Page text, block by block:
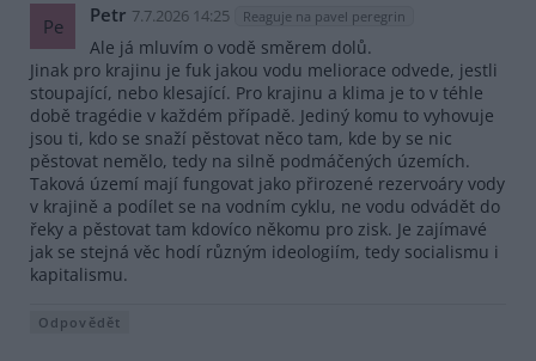
Pe Petr 7.7.2026 14:25 Reaguje na pavel peregrin
Ale já mluvím o vodě směrem dolů.
Jinak pro krajinu je fuk jakou vodu meliorace odvede, jestli
stoupající, nebo klesající. Pro krajinu a klima je to v téhle
době tragédie v každém případě. Jediný komu to vyhovuje
jsou ti, kdo se snaží pěstovat něco tam, kde by se nic
pěstovat nemělo, tedy na silně podmáčených územích.
Taková území mají fungovat jako přirozené rezervoáry vody
v krajině a podílet se na vodním cyklu, ne vodu odvádět do
řeky a pěstovat tam kdovíco někomu pro zisk. Je zajímavé
jak se stejná věc hodí různým ideologiím, tedy socialismu i
kapitalismu.
Odpovědět